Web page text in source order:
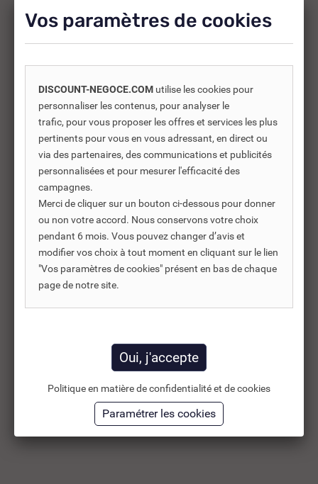
supplémentaires.
-25%
REF DNC : 487482
BARRETTE FRONTALE
SUPÉRIEURE CÉRAMIQUE...
52,86 €TTC 70,48 €
HT
Vos paramètres de cookies
DISCOUNT-NEGOCE.COM utilise les cookies pour
personnaliser les contenus, pour analyser le
trafic, pour vous proposer les offres et services les plus
pertinents pour vous en vous adressant, en direct ou
via des partenaires, des communications et publicités
personnalisées et pour mesurer l'efficacité des
campagnes.
Merci de cliquer sur un bouton ci-dessous pour donner
ou non votre accord. Nous conservons votre choix
pendant 6 mois. Vous pouvez changer d’avis et
modifier vos choix à tout moment en cliquant sur le lien
"Vos paramètres de cookies" présent en bas de chaque
page de notre site.
Politique en matière de confidentialité et de cookies